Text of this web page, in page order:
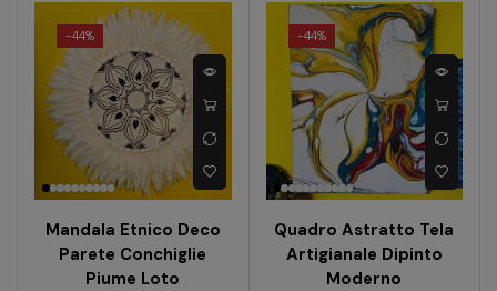
-44%
Mandala Etnico Deco
Parete Conchiglie
Piume Loto
-44%
Quadro Astratto Tela
Artigianale Dipinto
Moderno